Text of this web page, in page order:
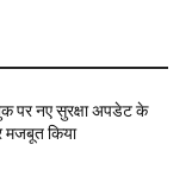
पर नए सुरक्षा अपडेट के
किया